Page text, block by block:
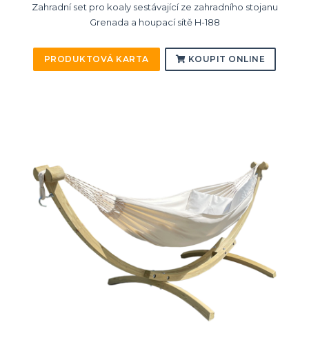
Zahradní set pro koaly sestávající ze zahradního stojanu
Grenada a houpací sítě H-188
PRODUKTOVÁ KARTA KOUPIT ONLINE